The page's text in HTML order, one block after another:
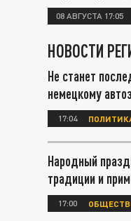
08 АВГУСТА 17:05
НОВОСТИ
Не станет
немецкому
17:04
Народный
традиции и
17:00